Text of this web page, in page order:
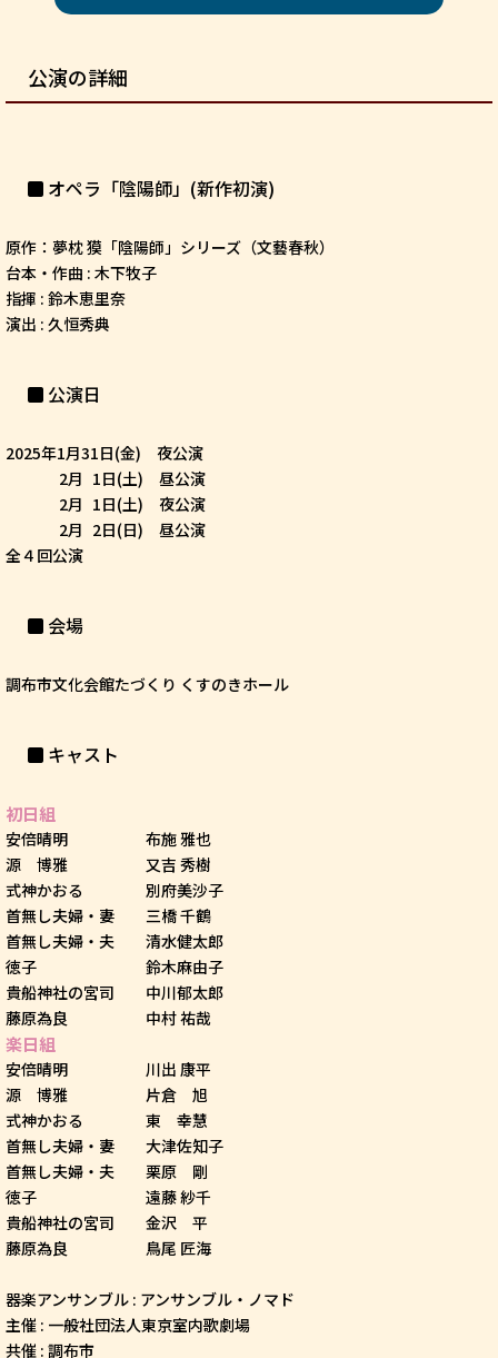
公演の詳細
オペラ「陰陽師」(新作初演)
原作：夢枕 獏「陰陽師」シリーズ（文藝春秋）
台本・作曲 : 木下牧子
指揮 : 鈴木恵里奈
演出 : 久恒秀典
公演日
2025年1月31日(金) 夜公演
2月 1日(土) 昼公演
2月 1日(土) 夜公演
2月 2日(日) 昼公演
全４回公演
会場
調布市文化会館たづくり くすのきホール
キャスト
初日組
安倍晴明 布施 雅也
源 博雅 又吉 秀樹
式神かおる 別府美沙子
首無し夫婦・妻 三橋 千鶴
首無し夫婦・夫 清水健太郎
徳子 鈴木麻由子
貴船神社の宮司 中川郁太郎
藤原為良 中村 祐哉
楽日組
安倍晴明 川出 康平
源 博雅 片倉 旭
式神かおる 東 幸慧
首無し夫婦・妻 大津佐知子
首無し夫婦・夫 栗原 剛
徳子 遠藤 紗千
貴船神社の宮司 金沢 平
藤原為良 鳥尾 匠海
器楽アンサンブル : アンサンブル・ノマド
主催 : 一般社団法人東京室内歌劇場
共催 : 調布市